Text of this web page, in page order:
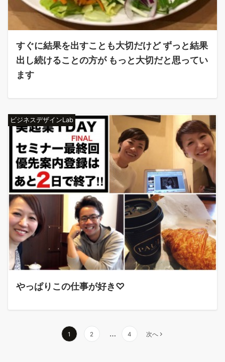
すぐに結果を出すことも大切だけど ずっと結果
出し続けることの方が もっと大切だと思ってい
ます
ビジネスデザインLab
やっぱりこの仕事が好き♡
1 2 … 4 次へ